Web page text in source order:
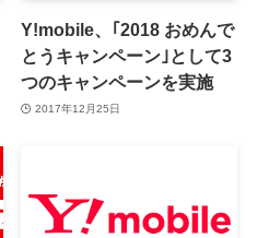
Y!mobile、｢2018 おめんで
とうキャンペーン｣として3
つのキャンペーンを実施
2017年12月25日